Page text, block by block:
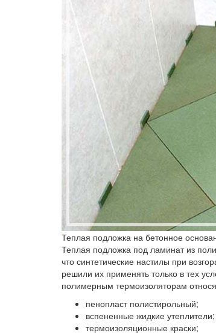
Теплая подложка на бетонное
Теплая подложка под ламинат из
что синтетические настилы при
решили их применять только в тех
полимерным термоизоляторам
пенопласт полистирольный;
вспененные жидкие утеплители;
термоизоляционные краски;